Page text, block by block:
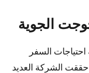
الجوية
السفر
حققت الشركة العديد